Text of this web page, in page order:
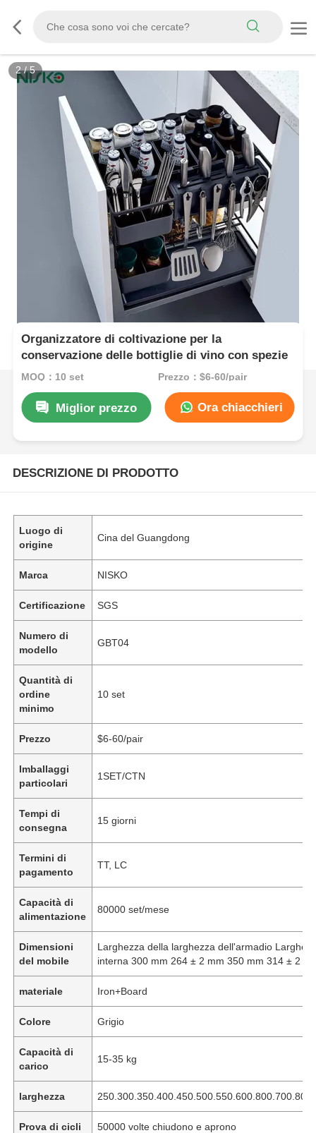
3/5
Organizzatore di coltivazione per la
conservazione delle bottiglie di vino con spezie
MOQ：10 set Prezzo：$6-60/pair
Miglior prezzo Ora chiacchieri
DESCRIZIONE DI PRODOTTO
Luogo di
origine
Cina del Guangdong
Marca NISKO
Certificazione SGS
Numero di
modello
GBT04
Quantità di
ordine
minimo
10 set
Prezzo $6-60/pair
Imballaggi
particolari
1SET/CTN
Tempi di
consegna
15 giorni
Termini di
pagamento
TT, LC
Capacità di
alimentazione
80000 set/mese
Dimensioni
del mobile
Larghezza della larghezza dell'armadio
interna 300 mm 264 ± 2 mm 350 mm 314 ± 2
materiale Iron+Board
Colore Grigio
Capacità di
carico
15-35 kg
larghezza
Prova di cicli 50000 volte chiudono e aprono